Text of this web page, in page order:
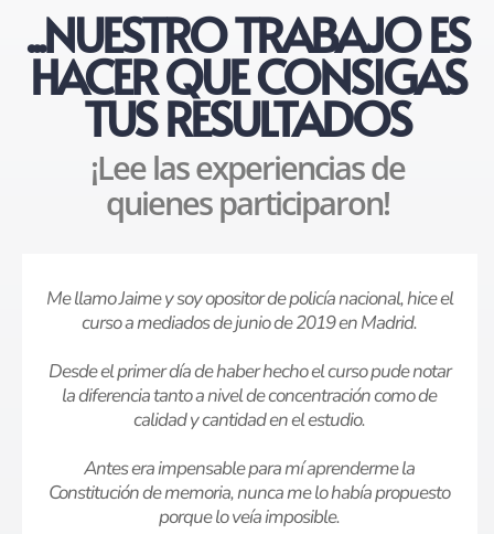
...NUESTRO TRABAJO ES
HACER QUE CONSIGAS
TUS RESULTADOS
¡Lee las experiencias de
quienes participaron!
Me llamo Jaime y soy opositor de policía nacional, hice el
curso a mediados de junio de 2019 en Madrid.
Desde el primer día de haber hecho el curso pude notar
la diferencia tanto a nivel de concentración como de
calidad y cantidad en el estudio.
Antes era impensable para mí aprenderme la
Constitución de memoria, nunca me lo había propuesto
porque lo veía imposible.